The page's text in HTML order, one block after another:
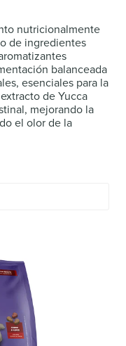
nutricionalmente
de ingredientes
balanceada
esenciales para la
de Yucca
mejorando la
el olor de la